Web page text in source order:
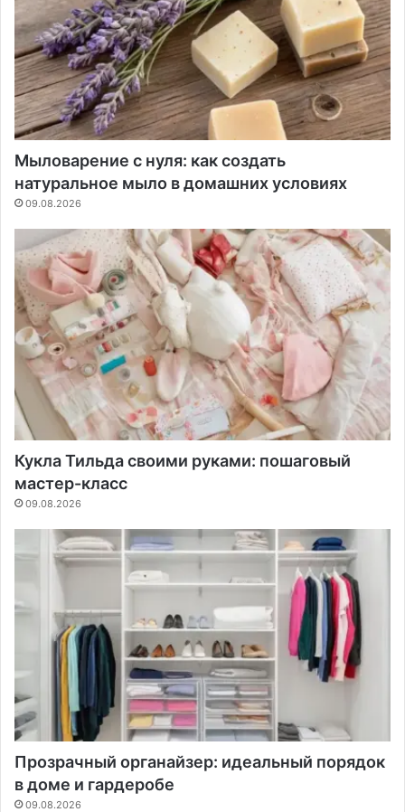
Мыловарение с нуля: как создать
натуральное мыло в домашних условиях
09.08.2026
Кукла Тильда своими руками: пошаговый
мастер-класс
09.08.2026
Прозрачный органайзер: идеальный порядок
в доме и гардеробе
09.08.2026